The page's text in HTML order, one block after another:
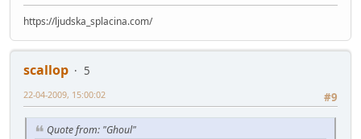
https://ljudska_splacina.com/
scallop
5
#9
22-04-2009, 15:00:02
Quote from: "Ghoul"